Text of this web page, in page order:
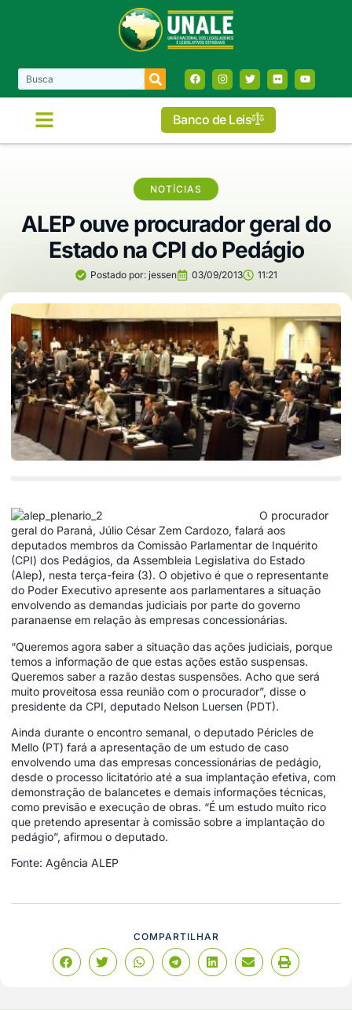
Banco de Leis
NOTÍCIAS
ALEP ouve procurador geral do
Estado na CPI do Pedágio
Postado por:jessen 03/09/2013 11:21
O procurador
geral do Paraná, Júlio César Zem Cardozo, falará aos
deputados membros da Comissão Parlamentar de Inquérito
(CPI) dos Pedágios, da Assembleia Legislativa do Estado
(Alep), nesta terça-feira (3). O objetivo é que o representante
do Poder Executivo apresente aos parlamentares a situação
envolvendo as demandas judiciais por parte do governo
paranaense em relação às empresas concessionárias.
“Queremos agora saber a situação das ações judiciais, porque
temos a informação de que estas ações estão suspensas.
Queremos saber a razão destas suspensões. Acho que será
muito proveitosa essa reunião com o procurador”, disse o
presidente da CPI, deputado Nelson Luersen (PDT).
Ainda durante o encontro semanal, o deputado Péricles de
Mello (PT) fará a apresentação de um estudo de caso
envolvendo uma das empresas concessionárias de pedágio,
desde o processo licitatório até a sua implantação efetiva, com
demonstração de balancetes e demais informações técnicas,
como previsão e execução de obras. “É um estudo muito rico
que pretendo apresentar à comissão sobre a implantação do
pedágio”, afirmou o deputado.
Fonte: Agência ALEP
COMPARTILHAR